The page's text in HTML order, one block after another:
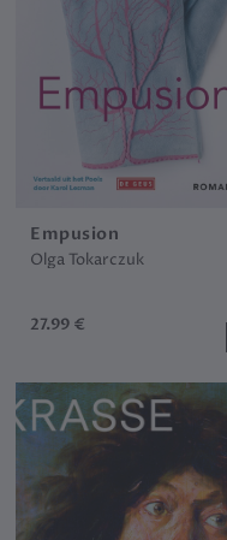
Empusion
Olga Tokarczuk
27.99 €